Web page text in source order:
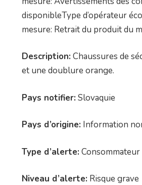
disponibleType d’opérateur
mesure: Retrait du produit du
Description: Chaussures de
et une doublure orange.
Pays notifier: Slovaquie
Pays d’origine: Information
Type d’alerte: Consommateur
Niveau d’alerte: Risque grave